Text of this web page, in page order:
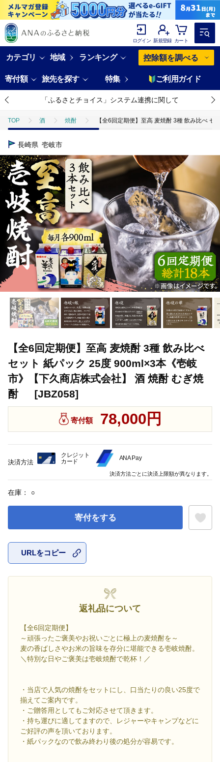
ログイン 新規登録 カート
カテゴリ 地域 ランキング 控除額を調べる
寄付額 旅先を探す 特集 ご利用ガイド
「ふるさとチョイス」システム連携に関して
TOP 酒 焼酎 【全6回定期便】至高 麦焼酎 3種 飲み比べ
長崎県 壱岐市
【全6回定期便】至高 麦焼酎 3種 飲み比べ
セット 紙パック 25度 900ml×3本《壱岐
市》【下久商店株式会社】 酒 焼酎 むぎ焼
酎 [JBZ058]
寄付額 78,000円
在庫： ○
寄付をする
URLをコピー
返礼品について
【全6回定期便】
～頑張ったご褒美やお祝いごとに極上の麦焼酎を～
麦の香ばしさやお米の旨味を存分に堪能できる壱岐焼酎。
＼特別な日やご褒美は壱岐焼酎で乾杯！／
・当店で人気の焼酎をセットにし、口当たりの良い25度で
揃えてご案内です。
・ご贈答用としてもご対応させて頂きます。
・持ち運びに適してますので、レジャーやキャンプなどに
ご好評の声を頂いております。
・紙パックなので飲み終わり後の処分が容易です。
決済方法
クレジット
カード
ANA Pay
決済方法ごとに決済上限額が異なります。